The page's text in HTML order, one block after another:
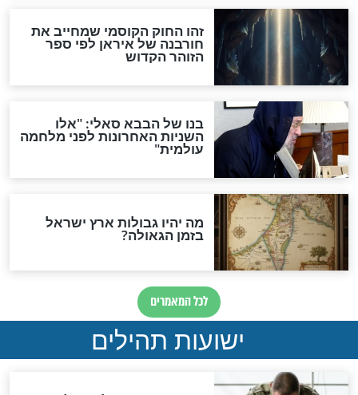
האם לאחר בוא המשיח יהיה
אפשר לחזור בתשובה?
לכל המאמרים
להמתקת הדינים וביטול
גזרות